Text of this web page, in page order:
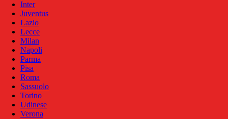
Inter
Juventus
Lazio
Lecce
Milan
Napoli
Parma
Pisa
Roma
Sassuolo
Torino
Udinese
Verona